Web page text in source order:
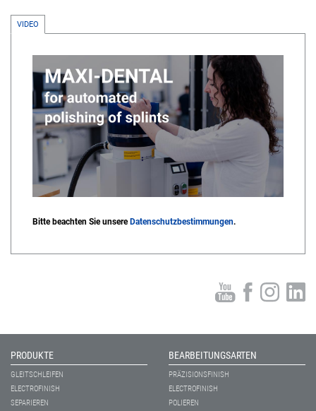
VIDEO
Bitte beachten Sie unsereDatenschutzbestimmungen.
PRODUKTE
GLEITSCHLEIFEN
ELECTROFINISH
SEPARIEREN
BEARBEITUNGSARTEN
PRÄZISIONSFINISH
ELECTROFINISH
POLIEREN